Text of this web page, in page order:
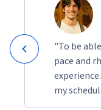
"To be
pace and
my